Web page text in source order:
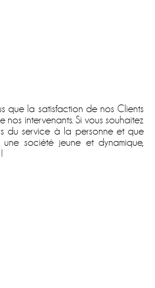
que la satisfaction de nos Clients
intervenants. Si vous souhaitez
du service à la personne et que
une société jeune et dynamique,